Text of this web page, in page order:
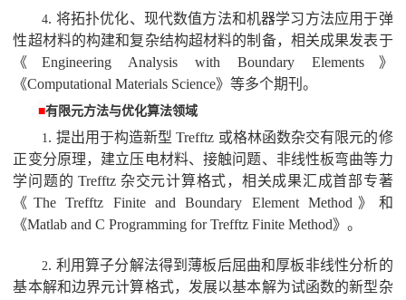
4. 将拓扑优化、现代数值方法和机器学习方法应用于弹
性超材料的构建和复杂结构超材料的制备，相关成果发表于
《 Engineering Analysis with Boundary Elements 》
《Computational Materials Science》等多个期刊。
■有限元方法与优化算法领域
1. 提出用于构造新型 Trefftz 或格林函数杂交有限元的修
正变分原理，建立压电材料、接触问题、非线性板弯曲等力
学问题的 Trefftz 杂交元计算格式，相关成果汇成首部专著
《 The Trefftz Finite and Boundary Element Method 》和
《Matlab and C Programming for Trefftz Finite Method》。
2. 利用算子分解法得到薄板后屈曲和厚板非线性分析的
基本解和边界元计算格式，发展以基本解为试函数的新型杂